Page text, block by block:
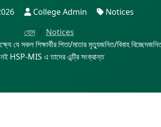
College Admin
Notices
হোম
Notices
যে সকল শিক্ষার্থীর পিতা/মাতার মৃত্যুজনিত/বিবাহ
HSP-MIS এ তাদের এন্ট্রি সংক্রান্ত